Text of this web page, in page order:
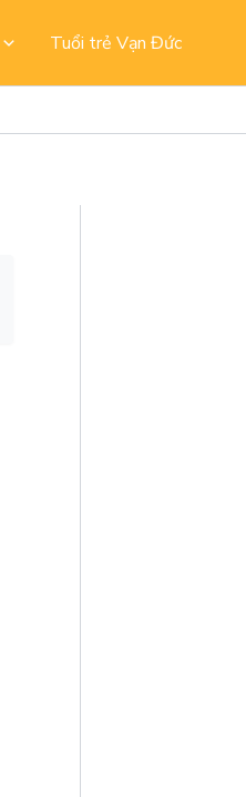
Tuổi trẻ Vạn Đức